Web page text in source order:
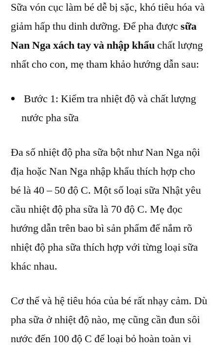
Sữa vón cục làm bé dễ bị sặc, khó tiêu hóa và
giảm hấp thu dinh dưỡng. Để pha được sữa
Nan Ngaxách tayvà nhập khẩuchất lượng
nhất cho con, mẹ tham khảo hướng dẫn sau:
Bước 1: Kiểm tra nhiệt độ và chất lượng
nước pha sữa
Đa số nhiệt độ pha sữa bột như Nan Nga nội
địa hoặc Nan Nga nhập khẩu thích hợp cho
bé là 40 – 50 độ C. Một số loại sữa Nhật yêu
cầu nhiệt độ pha sữa là 70 độ C. Mẹ đọc
hướng dẫn trên bao bì sản phẩm để nắm rõ
nhiệt độ pha sữa thích hợp với từng loại sữa
khác nhau.
Cơ thể và hệ tiêu hóa của bé rất nhạy cảm. Dù
pha sữa ở nhiệt độ nào, mẹ cũng cần đun sôi
nước đến 100 độ C để loại bỏ hoàn toàn vi